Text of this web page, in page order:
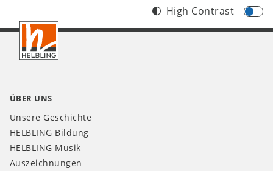
Footer
DE
High Contrast
ÜBER UNS
Unsere Geschichte
HELBLING Bildung
HELBLING Musik
Auszeichnungen